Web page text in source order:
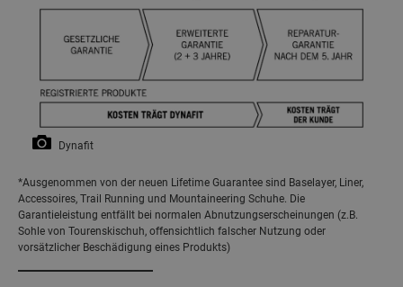
Dynafit
*Ausgenommen von der neuen Lifetime Guarantee sind Baselayer, Liner,
Accessoires, Trail Running und Mountaineering Schuhe. Die
Garantieleistung entfällt bei normalen Abnutzungserscheinungen (z.B.
Sohle von Tourenskischuh, offensichtlich falscher Nutzung oder
vorsätzlicher Beschädigung eines Produkts)